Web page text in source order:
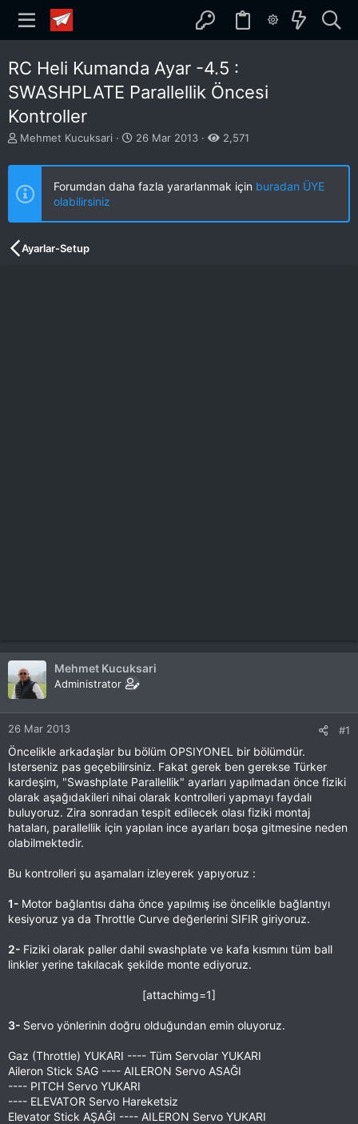
RC Heli Kumanda Ayar -4.5 :
SWASHPLATE Parallellik Öncesi
Kontroller
K
n
u
u
b
a
Mehmet Kucuksari
B
ş
a
g
26 Mar 2013 2,571
Forumdan daha fazla yararlanmak için buradan ÜYE
olabilirsiniz
Ayarlar-Setup
Mehmet Kucuksari
Administrator
26 Mar 2013 #1
Öncelikle arkadaşlar bu bölüm OPSIYONEL bir bölümdür.
Isterseniz pas geçebilirsiniz. Fakat gerek ben gerekse Türker
kardeşim, "Swashplate Parallellik" ayarları yapılmadan önce fiziki
olarak aşağıdakileri nihai olarak kontrolleri yapmayı faydalı
buluyoruz. Zira sonradan tespit edilecek olası fiziki montaj
hataları, parallellik için yapılan ince ayarları boşa gitmesine neden
olabilmektedir.
Bu kontrolleri şu aşamaları izleyerek yapıyoruz :
1- Motor bağlantısı daha önce yapılmış ise öncelikle bağlantıyı
kesiyoruz ya da Throttle Curve değerlerini SIFIR giriyoruz.
2- Fiziki olarak paller dahil swashplate ve kafa kısmını tüm ball
linkler yerine takılacak şekilde monte ediyoruz.
[attachimg=1]​
3- Servo yönlerinin doğru olduğundan emin oluyoruz.
Gaz (Throttle) YUKARI ---- Tüm Servolar YUKARI
Aileron Stick SAG ---- AILERON Servo ASAĞI
---- PITCH Servo YUKARI
---- ELEVATOR Servo Hareketsiz
Elevator Stick AŞAĞI ---- AILERON Servo YUKARI